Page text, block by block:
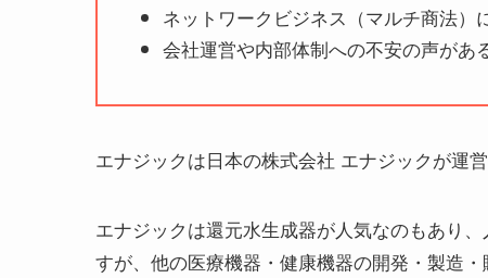
ネットワークビジネス（マルチ商法）
会社運営や内部体制への不安の声があ
エナジックは日本の株式会社 エナジックが運
エナジックは還元水生成器が人気なのもあり
すが、他の医療機器・健康機器の開発・製造